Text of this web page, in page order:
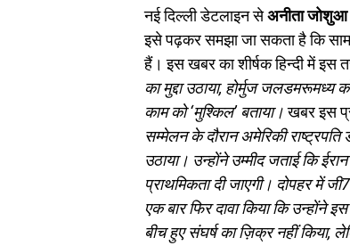
नई दिल्ली डेटलाइन सेअनीता जोशुआ
इसे पढ़कर समझा जा सकता है कि
हैं। इस खबर का शीर्षक हिन्दी में इस
का मुद्दा उठाया, होर्मुज
काम को ‘मुश्किल’ बताया।खबर इस
सम्मेलन के दौरान अमेरिकी राष्ट्रपति
उठाया। उन्होंने उम्मीद जताई कि
प्राथमिकता दी जाएगी। दोपहर में
एक बार फिर दावा किया कि उन्होंने
बीच हुए संघर्ष का ज़िक्र नहीं किया,